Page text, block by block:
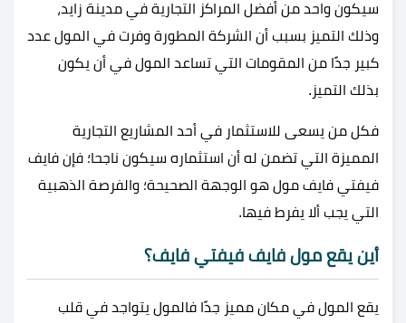
سيكون واحد من أفضل المراكز التجارية في مدينة زايد،
وذلك التميز بسبب أن الشركة المطورة وفرت في المول عدد
كبير جدًا من المقومات التي تساعد المول في أن يكون
بذلك التميز.
فكل من يسعى للاستثمار في أحد المشاريع التجارية
المميزة التي تضمن له أن استثماره سيكون ناجحا؛ فإن فايف
فيفتي فايف مول هو الوجهة الصحيحة؛ والفرصة الذهبية
التي يجب ألا يفرط فيها.
أين يقع مول فايف فيفتي فايف؟
يقع المول في مكان مميز جدًا فالمول يتواجد في قلب